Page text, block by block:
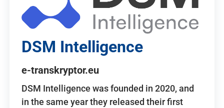
DSM Intelligence
e-transkryptor.eu
DSM Intelligence was founded in 2020, and
in the same year they released their first